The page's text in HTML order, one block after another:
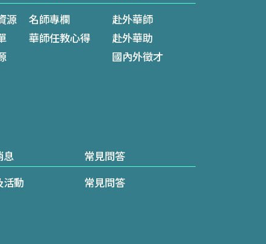
源
名師專欄
華師任教心得
赴外華師
赴外華助
國內外徵才
息
活動
常見問答
常見問答